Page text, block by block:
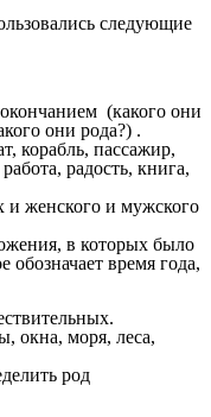
следующие
 (какого они
они рода?) .
корабль, пассажир,
радость, книга,
и женского и мужского
в которых было
время года,
окна, моря, леса,
род